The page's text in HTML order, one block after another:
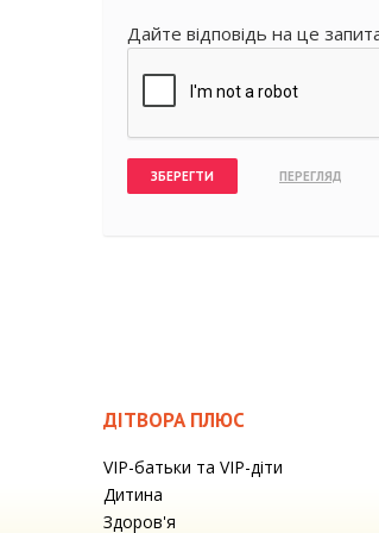
Дайте відповідь на це
ДІТВОРА ПЛЮС
VIP-батьки та VIP-діти
Дитина
Здоров'я